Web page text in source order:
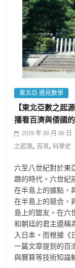
東北亞 遇見數學
【東北亞數之起
播看百濟與倭國
2019 年 08 月 06 日
之起源,百濟,科學史
六至八世紀對於東
趣的時代。六世紀
在半島上的據點，
在半島上的競合，
島上的盟友。在六
和朝廷的君主還稱
入日本。而根據《
一篇文章提到的百
與曆算等技術知識